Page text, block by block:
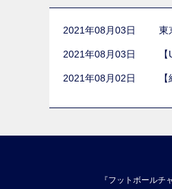
2021年08月03日 東
2021年08月03日
2021年08月02日
『フットボール